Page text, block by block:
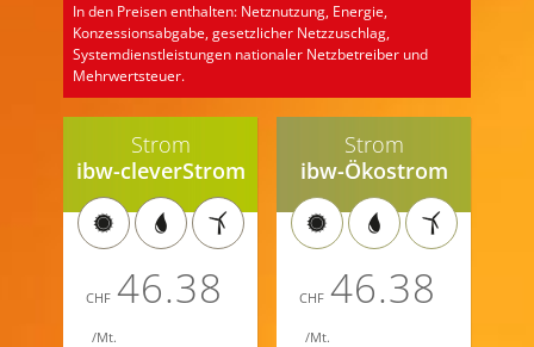
In den Preisen enthalten: Netznutzung, Energie,
Konzessionsabgabe, gesetzlicher Netzzuschlag,
Systemdienstleistungen nationaler Netzbetreiber und
Mehrwertsteuer.
Strom
ibw-cleverStrom
CHF 46.38
/Mt.
Strom
ibw-Ökostrom
CHF 46.38
/Mt.